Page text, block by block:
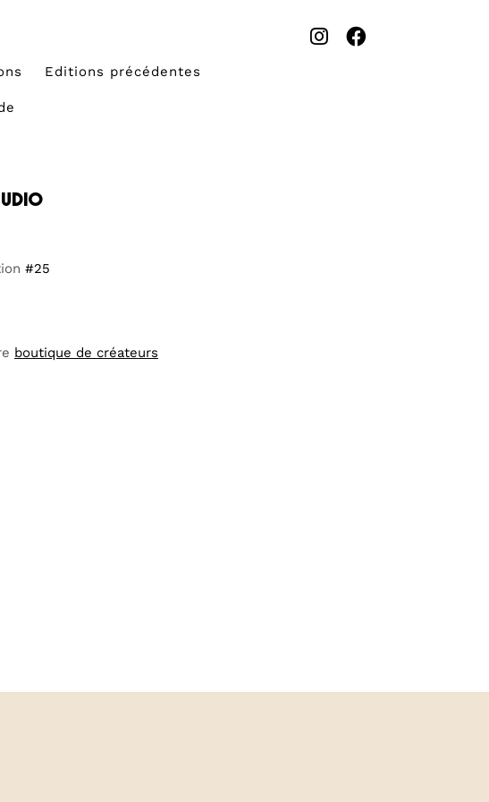
Editions précédentes
#25
boutique de créateurs